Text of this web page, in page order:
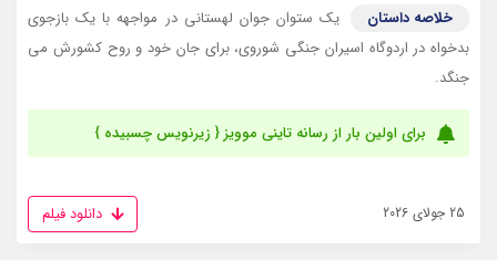
خلاصه داستان
یک ستوان جوان لهستانی در مواجهه با یک بازجوی
بدخواه در اردوگاه اسیران جنگی شوروی، برای جان خود و روح کشورش می
جنگد.
برای اولین بار از رسانه تاینی موویز { زیرنویس چسبیده }
25 جولای 2026 دانلود فیلم